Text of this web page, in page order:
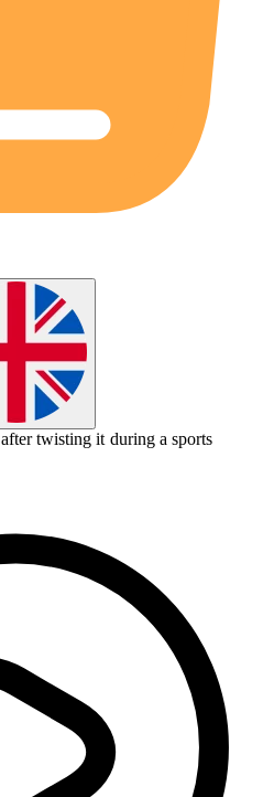
after twisting it during a sports